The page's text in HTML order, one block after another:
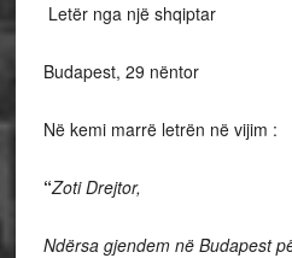
Letër nga një shqiptar
Budapest, 29 nëntor
Në kemi marrë letrën në vijim :
“Zoti Drejtor,
Ndërsa gjendem në Budapest